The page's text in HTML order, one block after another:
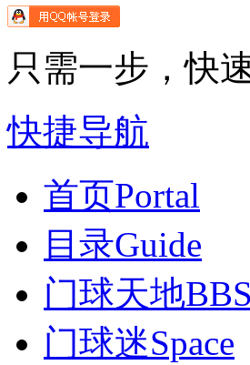
只需一步，快
快捷导航
首页Portal
目录Guide
门球天地BBS
门球迷Space